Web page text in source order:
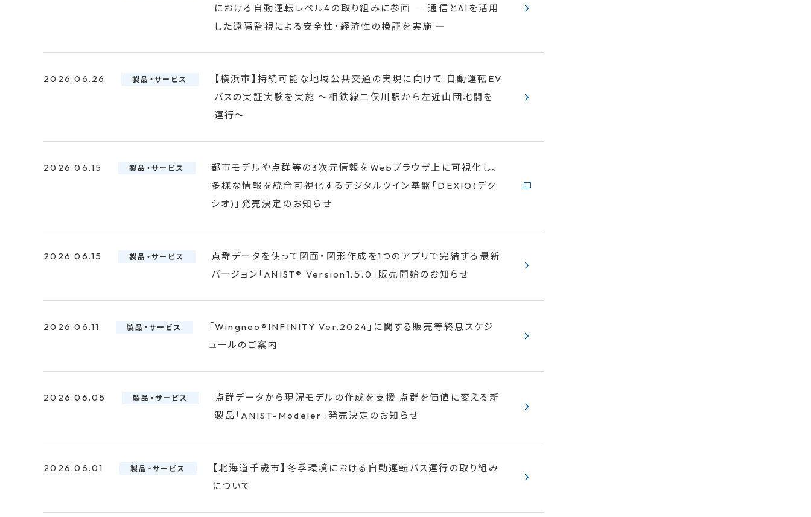
における自動運転レベル4の取り組みに参画 ― 通信とAIを活用
した遠隔監視による安全性・経済性の検証を実施 ―
2026.06.26 製品・サービス
【横浜市】持続可能な地域公共交通の実現に向けて 自動運転EV
バスの実証実験を実施 ～相鉄線二俣川駅から左近山団地間を
運行～
2026.06.15 製品・サービス
都市モデルや点群等の3次元情報をWebブラウザ上に可視化し、
多様な情報を統合可視化するデジタルツイン基盤「DEXIO(デク
シオ)」発売決定のお知らせ
2026.06.15 製品・サービス
点群データを使って図面・図形作成を1つのアプリで完結する最新
バージョン「ANIST® Version1.５.0」販売開始のお知らせ
2026.06.11 製品・サービス
「Wingneo®INFINITY Ver.2024」に関する販売等終息スケジ
ュールのご案内
2026.06.05 製品・サービス
点群データから現況モデルの作成を支援 点群を価値に変える新
製品「ANIST-Modeler」発売決定のお知らせ
2026.06.01 製品・サービス
【北海道千歳市】冬季環境における自動運転バス運行の取り組み
について